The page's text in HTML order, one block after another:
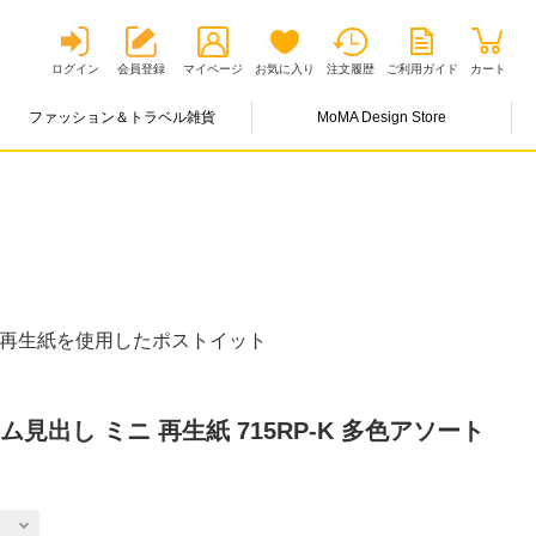
ログイン 会員登録 マイページ お気に入り 注文履歴 ご利用ガイド カート
ファッション＆トラベル雑貨 MoMA Design Store
生紙を使用したポストイット
見出し ミニ 再生紙 715RP-K 多色アソート